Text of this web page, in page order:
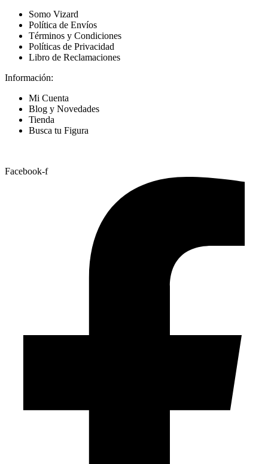
Somo Vizard
Política de Envíos
Términos y Condiciones
Políticas de Privacidad
Libro de Reclamaciones
Información:
Mi Cuenta
Blog y Novedades
Tienda
Busca tu Figura
Facebook-f